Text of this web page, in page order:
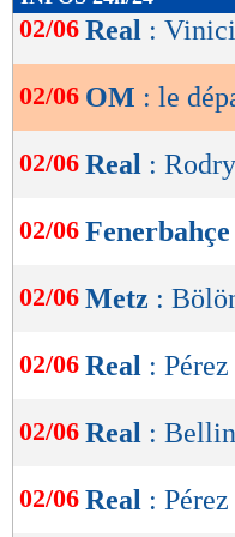
de
OK
02/06 Real :
02/06 OM : le
02/06 Real :
02/06 Fenerbahçe
02/06 Metz :
02/06 Real :
02/06 Real :
02/06 Real :